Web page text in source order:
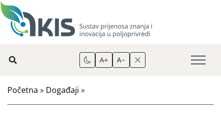
A+ A−
Početna » Događaji »